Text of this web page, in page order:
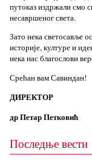
путоказ издржали смо
несавршеног света.
Зато нека светосавље
историје, културе и
нека нас благослови
Срећан вам Савиндан!
ДИРЕКТОР
др Петар Петковић
Последње вести